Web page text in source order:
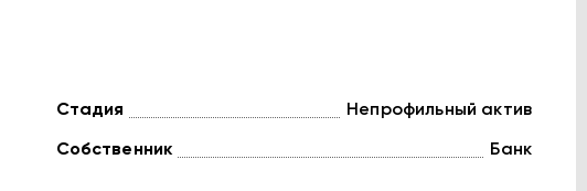
Стадия Непрофильный актив
Собственник Банк